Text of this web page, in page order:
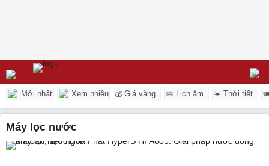
Mới nhất Xem nhiều 💰 Giá vàng 📅 Lịch âm ☀️ Thời tiết
máy lọc nước